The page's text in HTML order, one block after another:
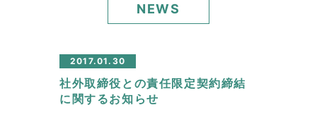
NEWS
2017.01.30
社外取締役との責任限定契約締結
に関するお知らせ